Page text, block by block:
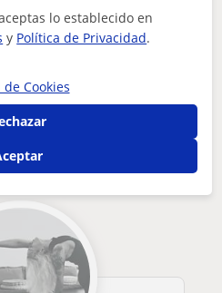
perfil?Cuéntanos
Yoga en Marbella
lo establecido en
y Política de Privacidad.
de Cookies